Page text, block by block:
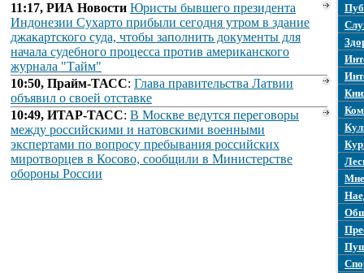
11:17, РИА Новости Юристы бывшего президента
Индонезии Сухарто прибыли сегодня утром в здание
джакартского суда, чтобы заполнить документы для
начала судебного процесса против американского
журнала "Тайм"
10:50, Прайм-ТАСС: Глава правительства Латвии
объявил о своей отставке
10:49, ИТАР-ТАСС: В Москве ведутся переговоры
между российскими и натовскими военными
экспертами по вопросу пребывания российских
миротворцев в Косово, сообщили в Министерстве
обороны России